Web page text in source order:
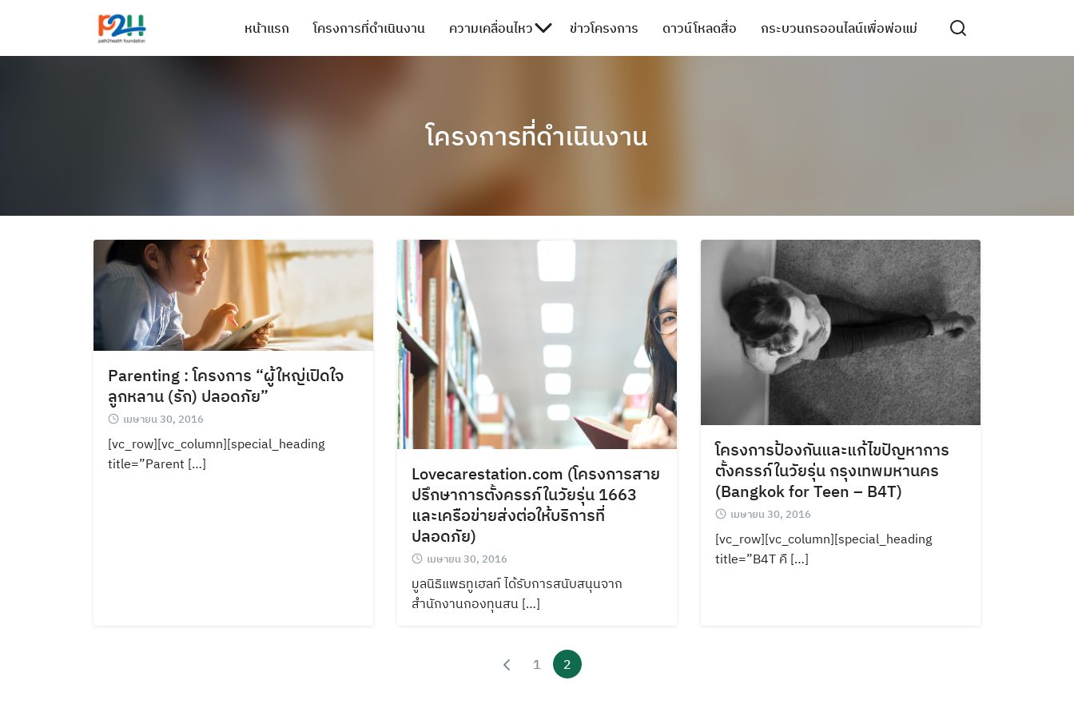
หน้าแรก โครงการที่ดำเนินงาน ความเคลื่อนไหว ข่าวโครงการ ดาวน์โหลดสื่อ กระบวนกรออนไลน์เพื่อพ่อแม่
โครงการที่ดำเนินงาน
Parenting : โครงการ “ผู้ใหญ่เปิดใจ
ลูกหลาน (รัก) ปลอดภัย”
เมษายน 30, 2016
[vc_row][vc_column][special_heading
title=”Parent […]
Lovecarestation.com (โครงการสาย
ปรึกษาการตั้งครรภ์ในวัยรุ่น 1663
และเครือข่ายส่งต่อให้บริการที่
ปลอดภัย)
เมษายน 30, 2016
มูลนิธิแพธทูเฮลท์ ได้รับการสนับสนุนจาก
สำนักงานกองทุนสน […]
โครงการป้องกันและแก้ไขปัญหาการ
ตั้งครรภ์ในวัยรุ่น กรุงเทพมหานคร
(Bangkok for Teen – B4T)
เมษายน 30, 2016
[vc_row][vc_column][special_heading
title=”B4T คื […]
1 2